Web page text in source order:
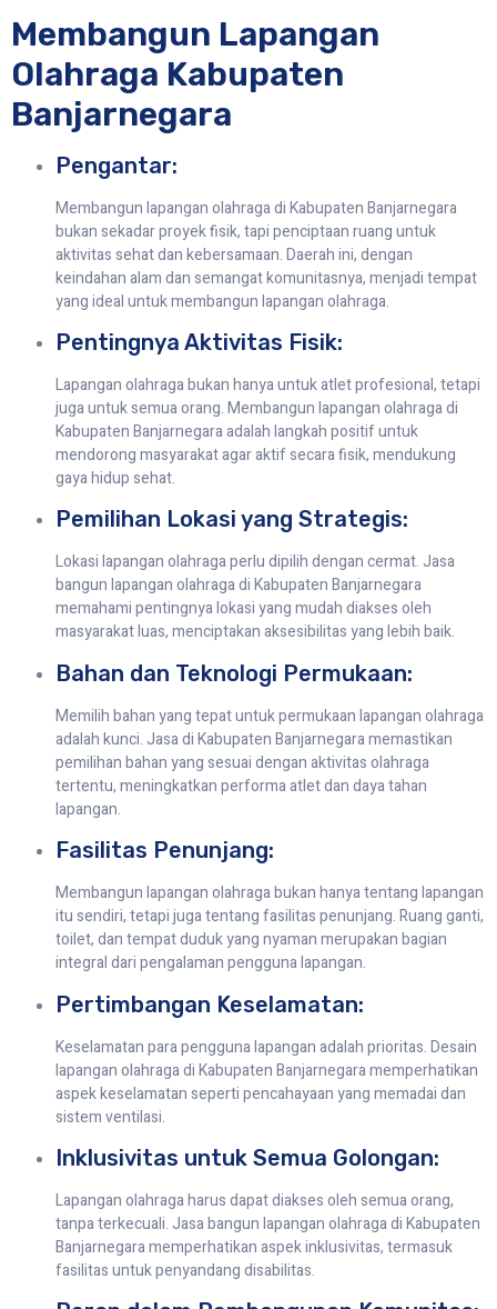
Membangun Lapangan
Olahraga Kabupaten
Banjarnegara
Pengantar:
Membangun lapangan olahraga di Kabupaten Banjarnegara
bukan sekadar proyek fisik, tapi penciptaan ruang untuk
aktivitas sehat dan kebersamaan. Daerah ini, dengan
keindahan alam dan semangat komunitasnya, menjadi tempat
yang ideal untuk membangun lapangan olahraga.
Pentingnya Aktivitas Fisik:
Lapangan olahraga bukan hanya untuk atlet profesional, tetapi
juga untuk semua orang. Membangun lapangan olahraga di
Kabupaten Banjarnegara adalah langkah positif untuk
mendorong masyarakat agar aktif secara fisik, mendukung
gaya hidup sehat.
Pemilihan Lokasi yang Strategis:
Lokasi lapangan olahraga perlu dipilih dengan cermat. Jasa
bangun lapangan olahraga di Kabupaten Banjarnegara
memahami pentingnya lokasi yang mudah diakses oleh
masyarakat luas, menciptakan aksesibilitas yang lebih baik.
Bahan dan Teknologi Permukaan:
Memilih bahan yang tepat untuk permukaan lapangan olahraga
adalah kunci. Jasa di Kabupaten Banjarnegara memastikan
pemilihan bahan yang sesuai dengan aktivitas olahraga
tertentu, meningkatkan performa atlet dan daya tahan
lapangan.
Fasilitas Penunjang:
Membangun lapangan olahraga bukan hanya tentang lapangan
itu sendiri, tetapi juga tentang fasilitas penunjang. Ruang ganti,
toilet, dan tempat duduk yang nyaman merupakan bagian
integral dari pengalaman pengguna lapangan.
Pertimbangan Keselamatan:
Keselamatan para pengguna lapangan adalah prioritas. Desain
lapangan olahraga di Kabupaten Banjarnegara memperhatikan
aspek keselamatan seperti pencahayaan yang memadai dan
sistem ventilasi.
Inklusivitas untuk Semua Golongan:
Lapangan olahraga harus dapat diakses oleh semua orang,
tanpa terkecuali. Jasa bangun lapangan olahraga di Kabupaten
Banjarnegara memperhatikan aspek inklusivitas, termasuk
fasilitas untuk penyandang disabilitas.